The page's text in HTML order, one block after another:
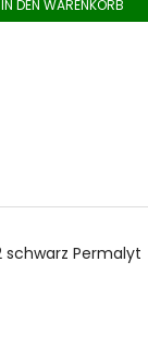
IN DEN WARENKORB